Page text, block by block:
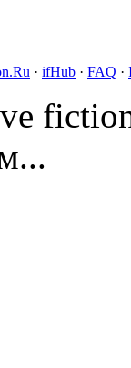
· ifHub · FAQ ·